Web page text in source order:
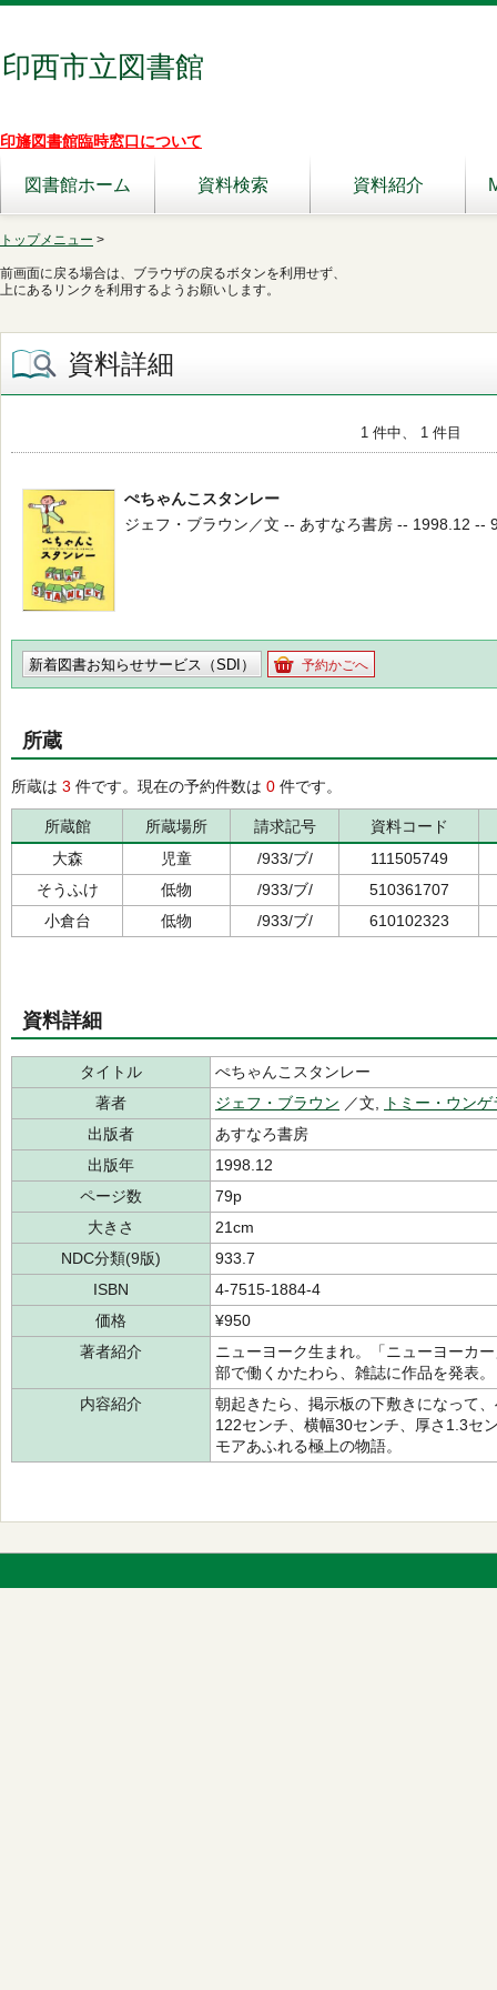
印西市立図書館
印旛図書館臨時窓口について
図書館ホーム 資料検索 資料紹介
トップメニュー >
前画面に戻る場合は、ブラウザの戻るボタンを利用せず、
上にあるリンクを利用するようお願いします。
資料詳細
1 件中、 1 件目
ぺちゃんこスタンレー
ジェフ・ブラウン／文 -- あすなろ書房 -- 1998.12 --
新着図書お知らせサービス（SDI） 予約かごへ
所蔵
所蔵は 3 件です。現在の予約件数は 0 件です。
所蔵館 所蔵場所 請求記号
資料コード
大森
児童 /933/ブ/
111505749
そうふけ
低物 /933/ブ/
510361707
小倉台
低物 /933/ブ/ 610102323
資料詳細
タイトル
ぺちゃんこスタンレー
著者
ジェフ・ブラウン ／文,
トミー・ウンゲ
出版者
あすなろ書房
出版年
1998.12
ページ数
79p
大きさ
21cm
NDC分類(9版)
933.7
ISBN
4-7515-1884-4
価格
¥950
著者紹介
ニューヨーク生まれ。「ニューヨーカ
部で働くかたわら、雑誌に作品を発表。
内容紹介
朝起きたら、掲示板の下敷きになって
122センチ、横幅30センチ、厚さ1.3セ
モアあふれる極上の物語。